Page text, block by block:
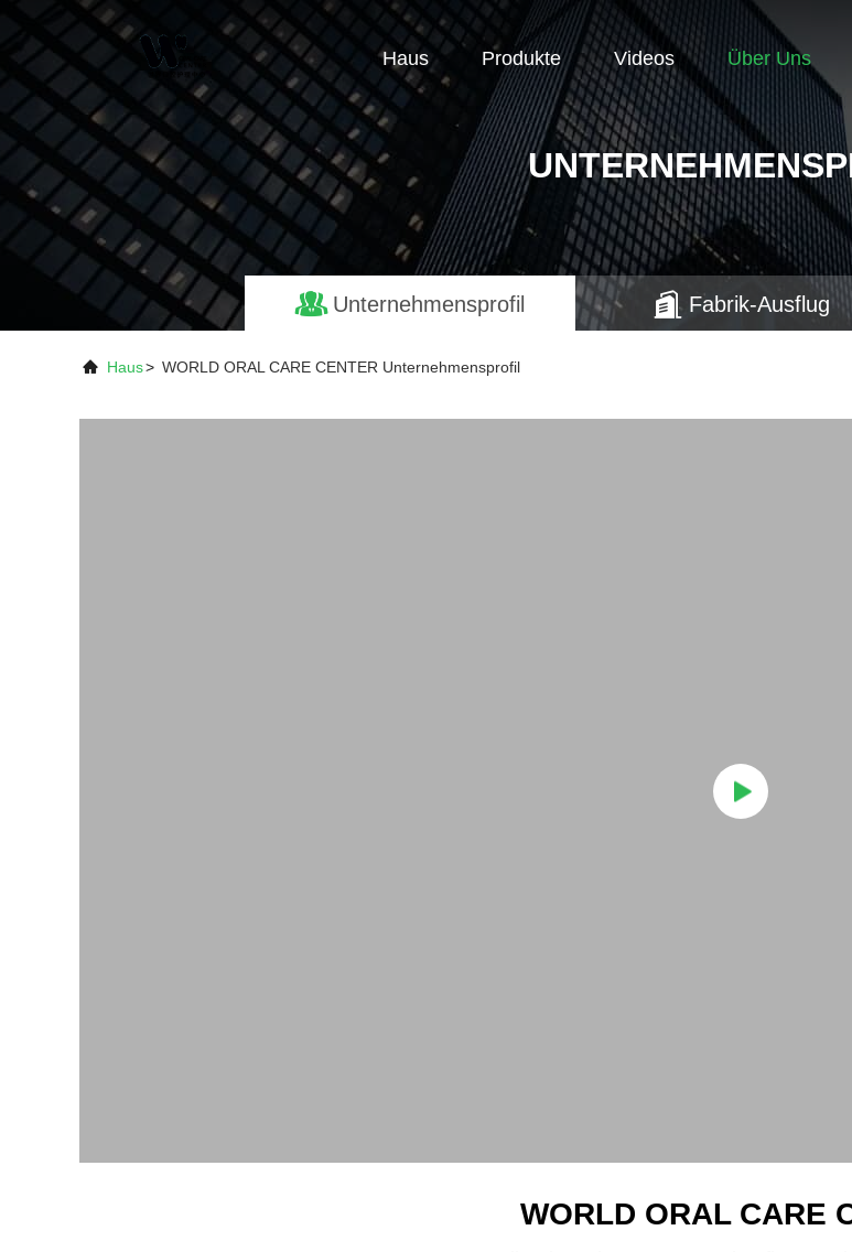
Haus Produkte Videos Über Uns
Unternehmensprofil Fabrik-Ausflug
Haus> WORLD ORAL CARE CENTER Unternehmensprofil
WORLD ORAL CARE